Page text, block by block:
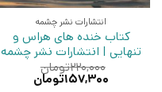
انتشارات نشر چشمه
کتاب خنده های هراس و
تنهایی | انتشارات نشر چشمه
۲۲۰,۰۰۰تومان
قیمت
۱۵۷,۳۰۰تومان